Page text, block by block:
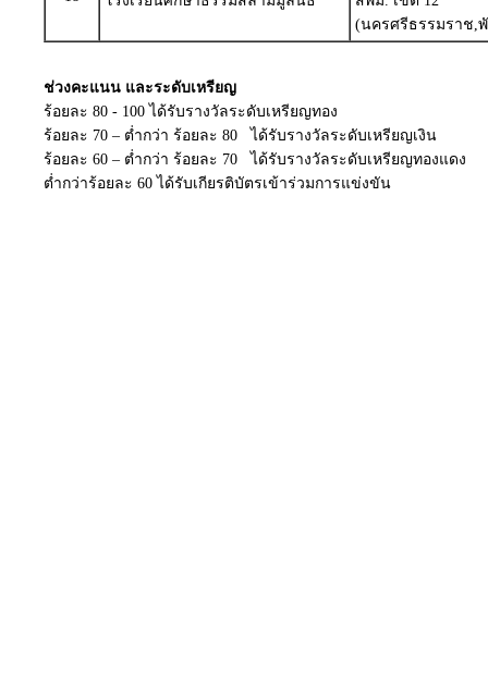
(นครศรีธรรมราช,
ช่วงคะแนน และระดับเหรียญ
ร้อยละ 80 - 100 ได้รับรางวัลระดับเหรียญทอง
ร้อยละ 70 – ต่ำกว่า ร้อยละ 80 ได้รับรางวัลระดับเหรียญเงิน
ร้อยละ 60 – ต่ำกว่า ร้อยละ 70 ได้รับรางวัลระดับเหรียญทองแดง
ต่ำกว่าร้อยละ 60 ได้รับเกียรติบัตรเข้าร่วมการแข่งขัน